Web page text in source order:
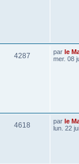
4287 par le
mer. 08
4618 par le
lun. 22